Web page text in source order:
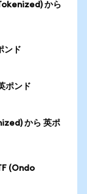
から
ンド
ポンド
から 英ポ
(Ondo